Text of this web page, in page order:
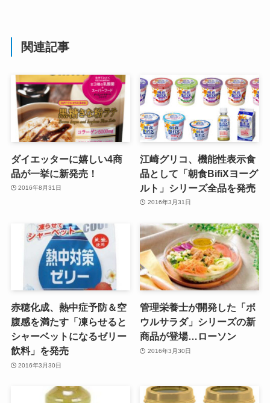
関連記事
ダイエッターに嬉しい4商
品が一挙に新発売！
2016年8月31日
江崎グリコ、機能性表示食
品として「朝食BifiXヨーグ
ルト」シリーズ全品を発売
2016年3月31日
赤穂化成、熱中症予防＆空
腹感を満たす「凍らせると
シャーベットになるゼリー
飲料」を発売
2016年3月30日
管理栄養士が開発した「ボ
ウルサラダ」シリーズの新
商品が登場…ローソン
2016年3月30日